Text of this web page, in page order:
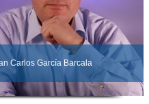
Carlos García Barcala